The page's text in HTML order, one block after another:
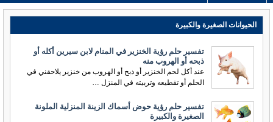
الحيوانات الصغيرة والكبيرة
تفسير حلم رؤية الخنزير في المنام لابن سيرين أكله أو
ذبحه أو الهروب منه
عند أكل لحم الخنزير أو ذبح أو الهروب من خنزير يلاحقني في
الحلم أو تقطيعه وتربيته في المنزل …
تفسير حلم رؤية حوض أسماك الزينة المنزلية الملونة
الصغيرة والكبيرة